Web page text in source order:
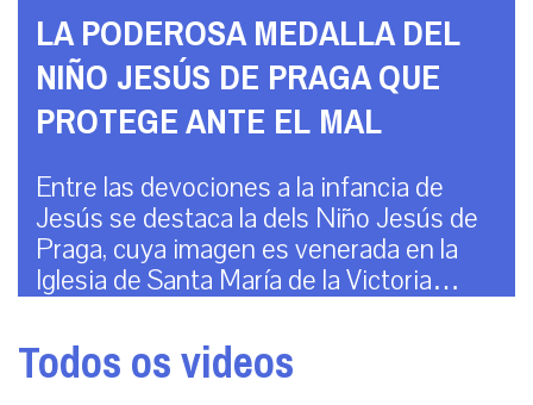
LA PODEROSA MEDALLA DEL
NIÑO JESÚS DE PRAGA QUE
PROTEGE ANTE EL MAL
Entre las devociones a la infancia de
Jesús se destaca la dels Niño Jesús de
Praga, cuya imagen es venerada en la
Iglesia de Santa María de la Victoria…
Todos os videos